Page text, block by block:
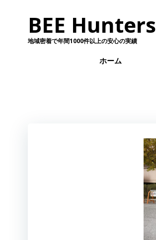
BEE Hunters
地域密着で年間1000件以上の安心の実績
ホーム